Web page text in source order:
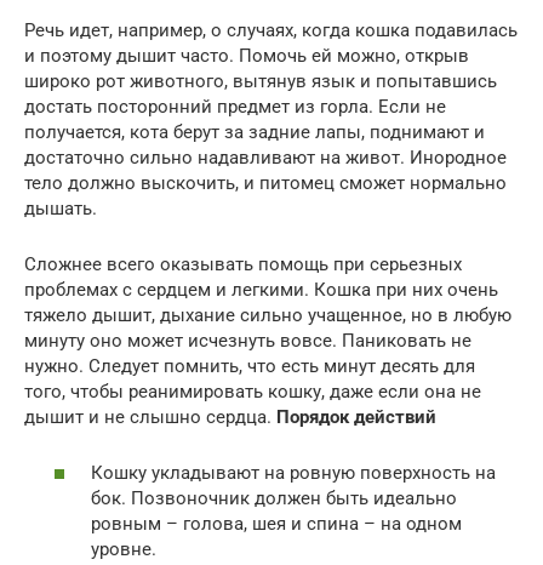
Речь идет, например, о случаях, когда кошка подавилась
и поэтому дышит часто. Помочь ей можно, открыв
широко рот животного, вытянув язык и попытавшись
достать посторонний предмет из горла. Если не
получается, кота берут за задние лапы, поднимают и
достаточно сильно надавливают на живот. Инородное
тело должно выскочить, и питомец сможет нормально
дышать.
Сложнее всего оказывать помощь при серьезных
проблемах с сердцем и легкими. Кошка при них очень
тяжело дышит, дыхание сильно учащенное, но в любую
минуту оно может исчезнуть вовсе. Паниковать не
нужно. Следует помнить, что есть минут десять для
того, чтобы реанимировать кошку, даже если она не
дышит и не слышно сердца. Порядок действий
Кошку укладывают на ровную поверхность на
бок. Позвоночник должен быть идеально
ровным – голова, шея и спина – на одном
уровне.